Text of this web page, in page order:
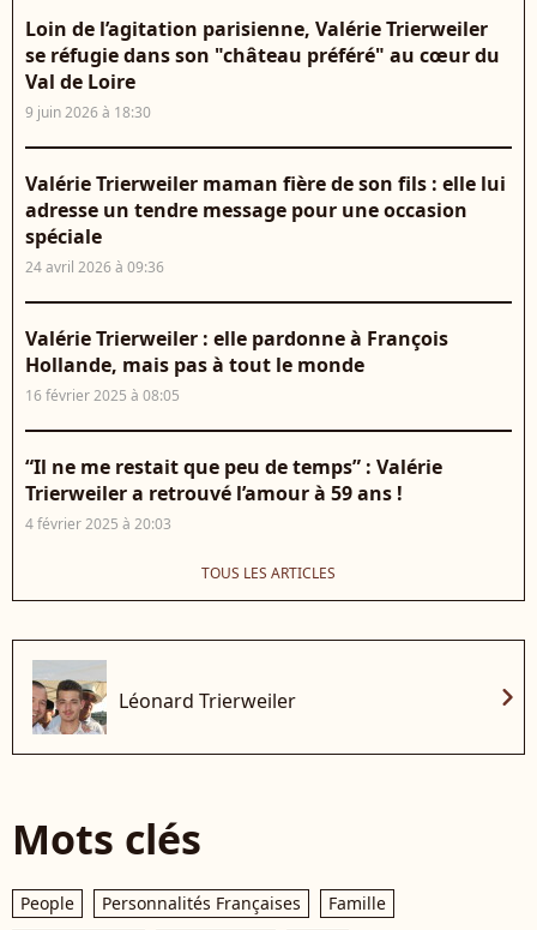
Loin de l’agitation parisienne, Valérie Trierweiler
se réfugie dans son "château préféré" au cœur du
Val de Loire
9 juin 2026 à 18:30
Valérie Trierweiler maman fière de son fils : elle lui
adresse un tendre message pour une occasion
spéciale
24 avril 2026 à 09:36
Valérie Trierweiler : elle pardonne à François
Hollande, mais pas à tout le monde
16 février 2025 à 08:05
“Il ne me restait que peu de temps” : Valérie
Trierweiler a retrouvé l’amour à 59 ans !
4 février 2025 à 20:03
TOUS LES ARTICLES
Léonard Trierweiler chevron_right
Mots clés
People Personnalités Françaises
Famille